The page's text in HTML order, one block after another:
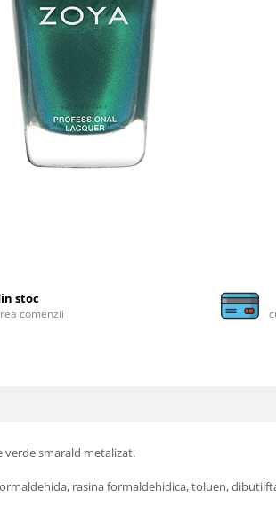
stoc
comenzii
verde smarald metalizat.
rasina formaldehidica, toluen,